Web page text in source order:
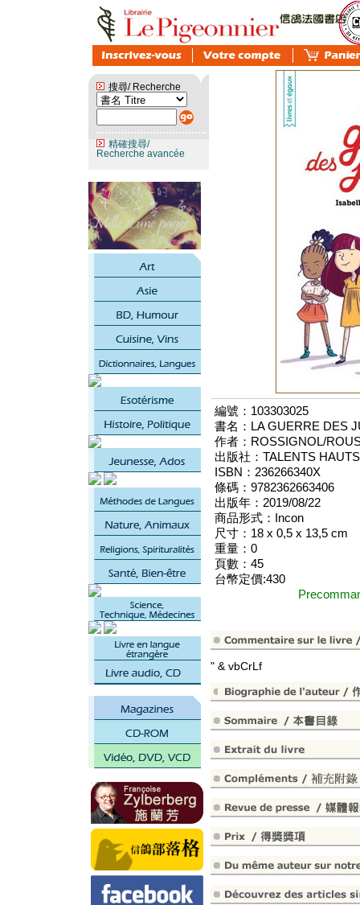
搜尋/ Recherche
精確搜尋/
Recherche avancée
編號：103303025
書名：LA GUERRE DES
作者：ROSSIGNOL/
出版社：TALENTS
ISBN：236266340X
條碼：9782362663406
出版年：2019/08/22
商品形式：Incon
尺寸：18 x 0,5 x 13,5 cm
重量：0
頁數：45
台幣定價:430
" & vbCrLf